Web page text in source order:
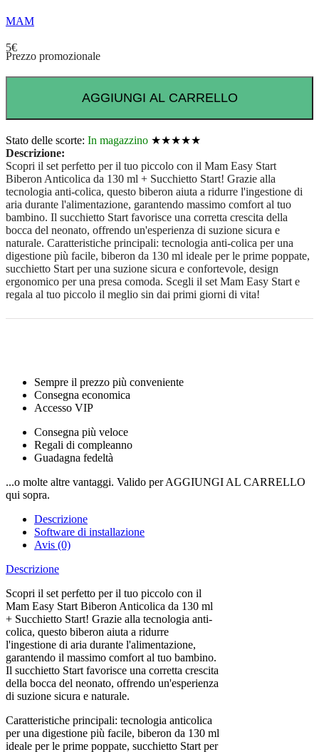
MAM
5€
Prezzo promozionale
AGGIUNGI AL CARRELLO
Stato delle scorte: In magazzino ★★★★★
Descrizione:
Scopri il set perfetto per il tuo piccolo con il Mam Easy Start
Biberon Anticolica da 130 ml + Succhietto Start! Grazie alla
tecnologia anti-colica, questo biberon aiuta a ridurre l'ingestione di
aria durante l'alimentazione, garantendo massimo comfort al tuo
bambino. Il succhietto Start favorisce una corretta crescita della
bocca del neonato, offrendo un'esperienza di suzione sicura e
naturale. Caratteristiche principali: tecnologia anti-colica per una
digestione più facile, biberon da 130 ml ideale per le prime poppate,
succhietto Start per una suzione sicura e confortevole, design
ergonomico per una presa comoda. Scegli il set Mam Easy Start e
regala al tuo piccolo il meglio sin dai primi giorni di vita!
Sempre il prezzo più conveniente
Consegna economica
Accesso VIP
Consegna più veloce
Regali di compleanno
Guadagna fedeltà
...o molte altre vantaggi. Valido per AGGIUNGI AL CARRELLO
qui sopra.
Descrizione
Software di installazione
Avis (0)
Descrizione
Scopri il set perfetto per il tuo piccolo con il
Mam Easy Start Biberon Anticolica da 130 ml
+ Succhietto Start! Grazie alla tecnologia anti-
colica, questo biberon aiuta a ridurre
l'ingestione di aria durante l'alimentazione,
garantendo il massimo comfort al tuo bambino.
Il succhietto Start favorisce una corretta crescita
della bocca del neonato, offrendo un'esperienza
di suzione sicura e naturale.
Caratteristiche principali: tecnologia anticolica
per una digestione più facile, biberon da 130 ml
ideale per le prime poppate, succhietto Start per